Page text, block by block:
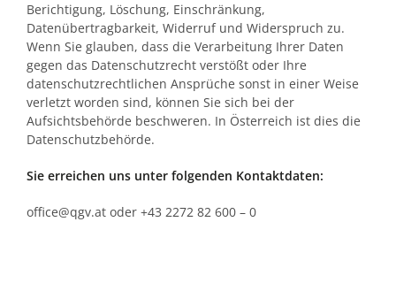
Berichtigung, Löschung, Einschränkung,
Datenübertragbarkeit, Widerruf und Widerspruch zu.
Wenn Sie glauben, dass die Verarbeitung Ihrer Daten
gegen das Datenschutzrecht verstößt oder Ihre
datenschutzrechtlichen Ansprüche sonst in einer Weise
verletzt worden sind, können Sie sich bei der
Aufsichtsbehörde beschweren. In Österreich ist dies die
Datenschutzbehörde.
Sie erreichen uns unter folgenden Kontaktdaten:
office@qgv.at oder +43 2272 82 600 – 0